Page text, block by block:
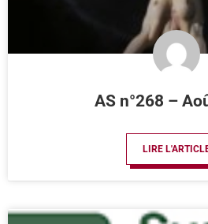
AS n°268 –
LIRE